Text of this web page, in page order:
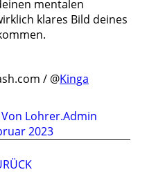
mentalen
klares Bild deines
/ @Kinga
Von Lohrer.Admin
2023